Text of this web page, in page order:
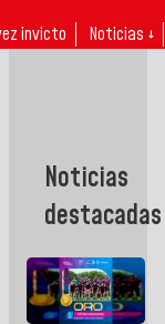
invicto Noticias ↓
Noticias
destacadas